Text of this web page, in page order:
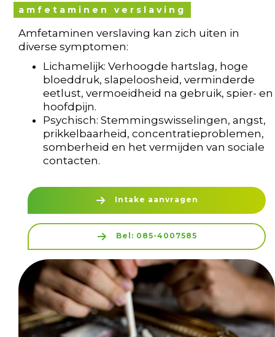
amfetaminen verslaving
Amfetaminen verslaving kan zich uiten in
diverse symptomen:
Lichamelijk: Verhoogde hartslag, hoge
bloeddruk, slapeloosheid, verminderde
eetlust, vermoeidheid na gebruik, spier- en
hoofdpijn.
Psychisch: Stemmingswisselingen, angst,
prikkelbaarheid, concentratieproblemen,
somberheid en het vermijden van sociale
contacten.
Intake aanvragen
Bel: 085-4007585